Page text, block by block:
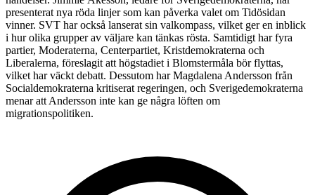
presenterat nya röda linjer som kan påverka valet om Tidösidan
vinner. SVT har också lanserat sin valkompass, vilket ger en inblick
i hur olika grupper av väljare kan tänkas rösta. Samtidigt har fyra
partier, Moderaterna, Centerpartiet, Kristdemokraterna och
Liberalerna, föreslagit att högstadiet i Blomstermåla bör flyttas,
vilket har väckt debatt. Dessutom har Magdalena Andersson från
Socialdemokraterna kritiserat regeringen, och Sverigedemokraterna
menar att Andersson inte kan ge några löften om
migrationspolitiken.